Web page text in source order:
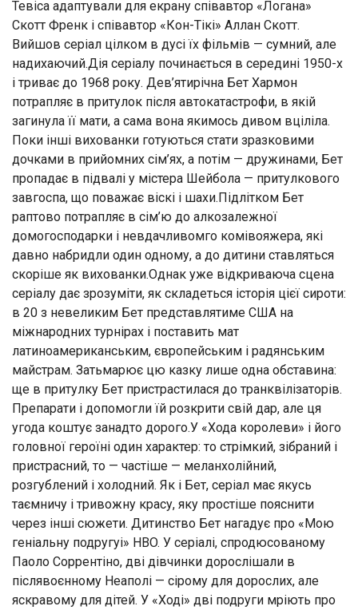
Тевіса адаптували для екрану співавтор «Логана»
Скотт Френк і співавтор «Кон-Тікі» Аллан Скотт.
Вийшов серіал цілком в дусі їх фільмів — сумний, але
надихаючий.Дія серіалу починається в середині 1950-х
і триває до 1968 року. Дев’ятирічна Бет Хармон
потрапляє в притулок після автокатастрофи, в якій
загинула її мати, а сама вона якимось дивом вціліла.
Поки інші вихованки готуються стати зразковими
дочками в прийомних сім’ях, а потім — дружинами, Бет
пропадає в підвалі у містера Шейбола — притулкового
завгоспа, що поважає віскі і шахи.Підлітком Бет
раптово потрапляє в сім’ю до алкозалежної
домогосподарки і невдачливомго комівояжера, які
давно набридли один одному, а до дитини ставляться
скоріше як вихованки.Однак уже відкриваюча сцена
серіалу дає зрозуміти, як складеться історія цієї сироти:
в 20 з невеликим Бет представлятиме США на
міжнародних турнірах і поставить мат
латиноамериканським, європейським і радянським
майстрам. Затьмарює цю казку лише одна обставина:
ще в притулку Бет пристрастилася до транквілізаторів.
Препарати і допомогли їй розкрити свій дар, але ця
угода коштує занадто дорого.У «Хода королеви» і його
головної героїні один характер: то стрімкий, зібраний і
пристрасний, то — частіше — меланхолійний,
розгублений і холодний. Як і Бет, серіал має якусь
таємничу і тривожну красу, яку простіше пояснити
через інші сюжети. Дитинство Бет нагадує про «Мою
геніальну подругуі» HBO. У серіалі, спродюсованому
Паоло Соррентіно, дві дівчинки дорослішали в
післявоєнному Неаполі — сірому для дорослих, але
яскравому для дітей. У «Ході» дві подруги мріють про